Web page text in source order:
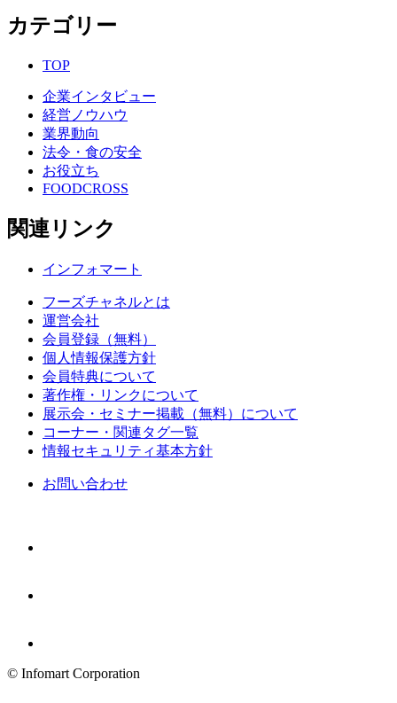
カテゴリー
TOP
企業インタビュー
経営ノウハウ
業界動向
法令・食の安全
お役立ち
FOODCROSS
関連リンク
インフォマート
フーズチャネルとは
運営会社
会員登録（無料）
個人情報保護方針
会員特典について
著作権・リンクについて
展示会・セミナー掲載（無料）について
コーナー・関連タグ一覧
情報セキュリティ基本方針
お問い合わせ
© Infomart Corporation